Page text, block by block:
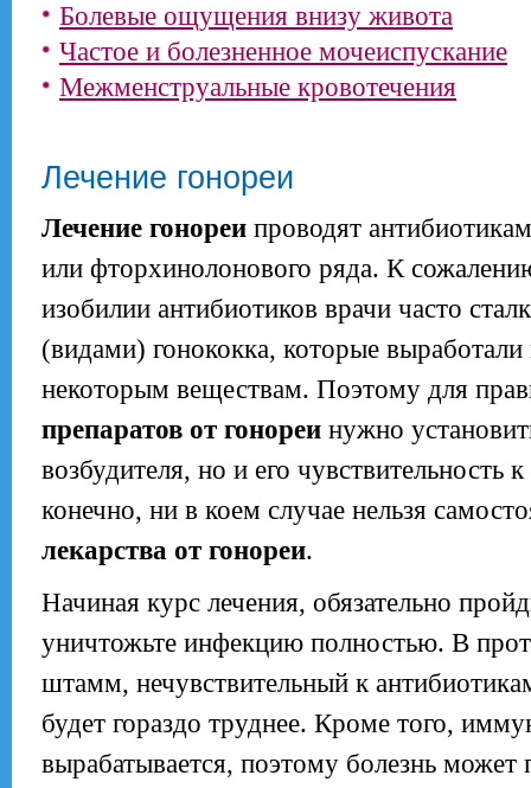
Болевые ощущения внизу живота
Частое и болезненное мочеиспускание
Межменструальные кровотечения
Лечение гонореи
Лечение гонореи проводят
или фторхинолонового ряда. К
изобилии антибиотиков врачи часто
(видами) гонококка, которые
некоторым веществам. Поэтому для
препаратов от гонореи нужно
возбудителя, но и его чувствительность
конечно, ни в коем случае нельзя
лекарства от гонореи.
Начиная курс лечения, обязательно
уничтожьте инфекцию полностью. В
штамм, нечувствительный к
будет гораздо труднее. Кроме того,
вырабатывается, поэтому болезнь